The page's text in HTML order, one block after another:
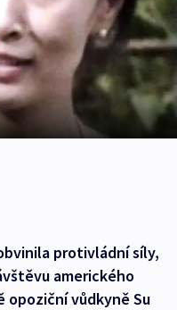
protivládní síly,
amerického
opoziční vůdkyně Su